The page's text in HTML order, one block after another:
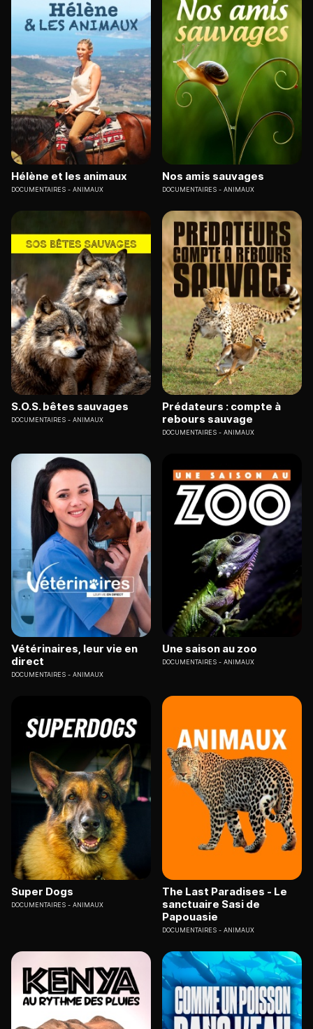
Hélène et les animaux
DOCUMENTAIRES ANIMAUX
Nos amis sauvages
DOCUMENTAIRES ANIMAUX
S.O.S. bêtes sauvages
DOCUMENTAIRES ANIMAUX
Prédateurs : compte à
rebours sauvage
DOCUMENTAIRES ANIMAUX
Vétérinaires, leur vie en
direct
DOCUMENTAIRES ANIMAUX
Une saison au zoo
DOCUMENTAIRES ANIMAUX
Super Dogs
DOCUMENTAIRES ANIMAUX
The Last Paradises - Le
sanctuaire Sasi de
Papouasie
DOCUMENTAIRES ANIMAUX